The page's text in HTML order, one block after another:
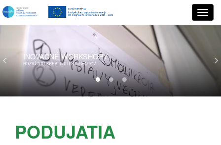
INOVAČNÉWORKSHOPY
ROZVÍJAJÚ KREATIVITU ŠTUDENTOV
PODUJATIA